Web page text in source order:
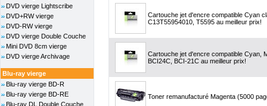
DVD vierge Lightscribe
DVD+RW vierge
DVD-RW vierge
DVD vierge Double Couche
Mini DVD 8cm vierge
DVD vierge Archivage
Blu-ray vierge
Blu-ray vierge BD-R
Blu-ray vierge BD-RE
Blu-ray DL Double Couche
Cartouche jet d'encre compatible Cyan
C13T55954010, T5595 au meilleur prix!
Cartouche jet d'encre compatible Cyan,
BCI24C, BCI-21C au meilleur prix!
Toner remanufacturé Magenta (5000